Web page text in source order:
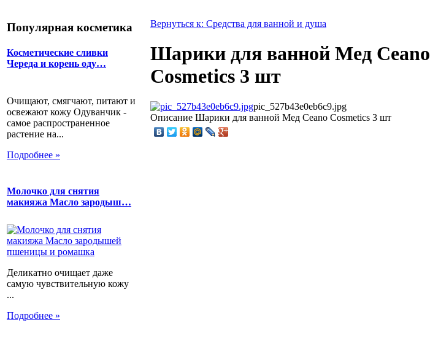
Популярная косметика
Косметические сливки
Череда и корень оду…
Очищают, смягчают, питают и
освежают кожу Одуванчик -
самое распространенное
растение на...
Подробнее »
Молочко для снятия
макияжа Масло зародыш…
Деликатно очищает даже
самую чувствительную кожу
...
Подробнее »
Вернуться к: Средства для ванной и душа
Шарики для ванной Мед Ceano
Cosmetics 3 шт
pic_527b43e0eb6c9.jpg
Описание Шарики для ванной Мед Ceano Cosmetics 3 шт